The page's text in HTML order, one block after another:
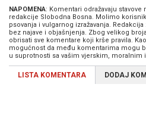
NAPOMENA: Komentari odražavaju stavove
redakcije Slobodna Bosna. Molimo
psovanja i vulgarnog izražavanja.
bez najave i objašnjenja. Zbog velikog
obrisati sve komentare koji krše pravila.
mogućnost da među komentarima mogu
u suprotnosti sa vašim vjerskim,
LISTA KOMENTARA DODAJ